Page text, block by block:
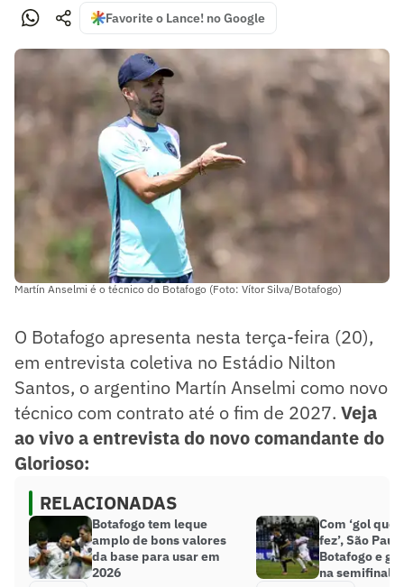
Favorite o Lance! no Google
Martín Anselmi é o técnico do Botafogo (Foto: Vítor Silva/Botafogo)
O Botafogo apresenta nesta terça-feira (20),
em entrevista coletiva no Estádio Nilton
Santos, o argentino Martín Anselmi como novo
técnico com contrato até o fim de 2027. Veja
ao vivo a entrevista do novo comandante do
Glorioso:
RELACIONADAS
Botafogo tem leque
amplo de bons valores
da base para usar em
2026
Com ‘gol que
fez’, São
Botafogo e
na semifinal